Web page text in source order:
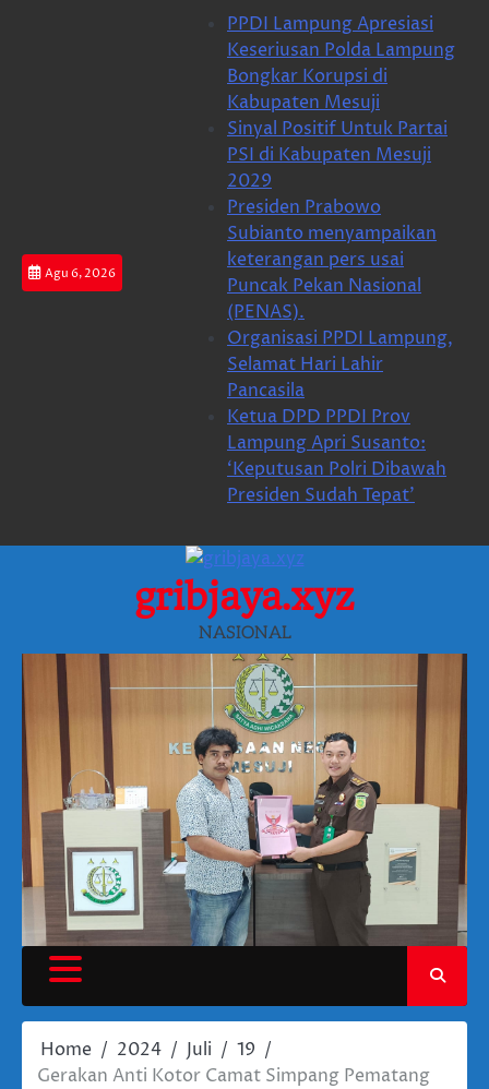
Agu 6, 2026
PPDI Lampung Apresiasi
Keseriusan Polda Lampung
Bongkar Korupsi di
Kabupaten Mesuji
Sinyal Positif Untuk Partai
PSI di Kabupaten Mesuji
2029
Presiden Prabowo
Subianto menyampaikan
keterangan pers usai
Puncak Pekan Nasional
(PENAS).
Organisasi PPDI Lampung,
Selamat Hari Lahir
Pancasila
Ketua DPD PPDI Prov
Lampung Apri Susanto:
‘Keputusan Polri Dibawah
Presiden Sudah Tepat’
gribjaya.xyz
NASIONAL
Home 2024 Juli
19
Gerakan Anti Kotor Camat Simpang Pematang